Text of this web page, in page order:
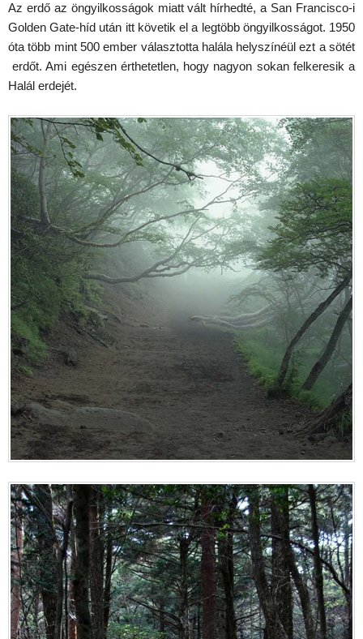
Az erdő az öngyilkosságok miatt vált hírhedté, a San Francisco-i
Golden Gate-híd után itt követik el a legtöbb öngyilkosságot. 1950
óta több mint 500 ember választotta halála helyszínéül ezt a sötét
erdőt. Ami egészen érthetetlen, hogy nagyon sokan felkeresik a
Halál erdejét.